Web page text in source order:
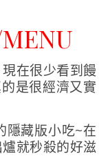
在很少看到饅
是很經濟又實